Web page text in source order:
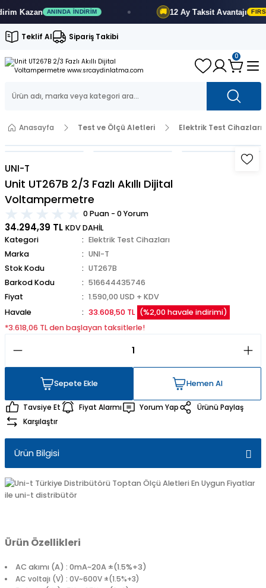
İNDIRIM 12 Ay Taksit Avantajı FIRSATI KAÇIRMA
Teklif Al Sipariş Takibi
0
Anasayfa Test ve Ölçü Aletleri Elektrik Test Cihazları
UNI-T
Unit UT267B 2/3 Fazlı Akıllı Dijital
Voltampermetre
0 Puan - 0 Yorum
34.294,39 TL KDV DAHİL
Kategori
Elektrik Test Cihazları
Marka
UNI-T
Stok Kodu
UT267B
Barkod Kodu
516644435746
Fiyat
1.590,00 USD + KDV
Havale
33.608,50 TL (%2,00 havale indirimi)
*3.618,06 TL den başlayan taksitlerle!
Sepete Ekle
Hemen Al
Hemen Al
Tavsiye Et Fiyat Alarmı Yorum Yap
Ürünü Paylaş
Karşılaştır
Ürün Bilgisi
Ürün Özellikleri
AC akımı (A) : 0mA~20A ±(1.5%+3)
AC voltajı (V) : 0V~600V ±(1.5%+3)